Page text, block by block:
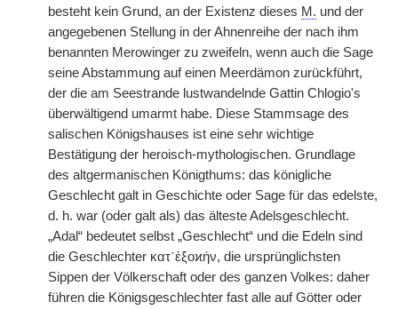
besteht kein Grund, an der Existenz dieses M. und der
angegebenen Stellung in der Ahnenreihe der nach ihm
benannten Merowinger zu zweifeln, wenn auch die Sage
seine Abstammung auf einen Meerdämon zurückführt,
der die am Seestrande lustwandelnde Gattin Chlogio's
überwältigend umarmt habe. Diese Stammsage des
salischen Königshauses ist eine sehr wichtige
Bestätigung der heroisch-mythologischen. Grundlage
des altgermanischen Königthums: das königliche
Geschlecht galt in Geschichte oder Sage für das edelste,
d. h. war (oder galt als) das älteste Adelsgeschlecht.
„Adal“ bedeutet selbst „Geschlecht“ und die Edeln sind
die Geschlechter κατ᾽ἐξοϰήν, die ursprünglichsten
Sippen der Völkerschaft oder des ganzen Volkes: daher
führen die Königsgeschlechter fast alle auf Götter oder